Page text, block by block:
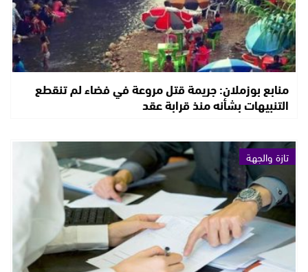
منابع بوزملان: جريمة قتل مروعة في فضاء لم تنقطع
التنبيهات بشأنه منذ قرابة عقد
تازة والجهة